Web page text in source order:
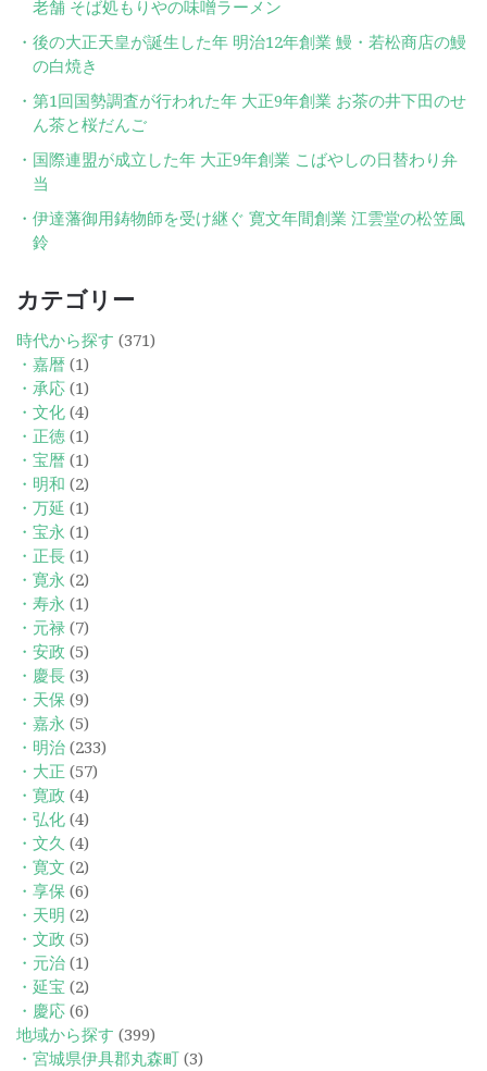
老舗 そば処もりやの味噌ラーメン
後の大正天皇が誕生した年 明治12年創業 鰻・若松商店の鰻
の白焼き
第1回国勢調査が行われた年 大正9年創業 お茶の井下田のせ
ん茶と桜だんご
国際連盟が成立した年 大正9年創業 こばやしの日替わり弁
当
伊達藩御用鋳物師を受け継ぐ 寛文年間創業 江雲堂の松笠風
鈴
カテゴリー
時代から探す (371)
・嘉暦 (1)
・承応 (1)
・文化 (4)
・正徳 (1)
・宝暦 (1)
・明和 (2)
・万延 (1)
・宝永 (1)
・正長 (1)
・寛永 (2)
・寿永 (1)
・元禄 (7)
・安政 (5)
・慶長 (3)
・天保 (9)
・嘉永 (5)
・明治 (233)
・大正 (57)
・寛政 (4)
・弘化 (4)
・文久 (4)
・寛文 (2)
・享保 (6)
・天明 (2)
・文政 (5)
・元治 (1)
・延宝 (2)
・慶応 (6)
地域から探す (399)
・宮城県伊具郡丸森町 (3)